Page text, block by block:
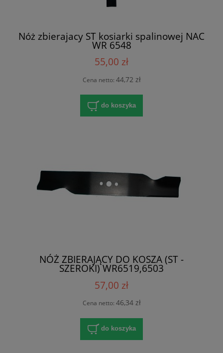
Nóż zbierajacy ST kosiarki spalinowej NAC
WR 6548
55,00 zł
Cena netto: 44,72 zł
do koszyka
NÓŻ ZBIERAJĄCY DO KOSZA (ST -
SZEROKI) WR6519,6503
57,00 zł
Cena netto: 46,34 zł
do koszyka